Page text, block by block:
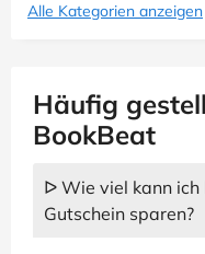
Alle Kategorien anzeigen
Häufig
BookBeat
ᐅ Wie viel kann
Gutschein sparen?